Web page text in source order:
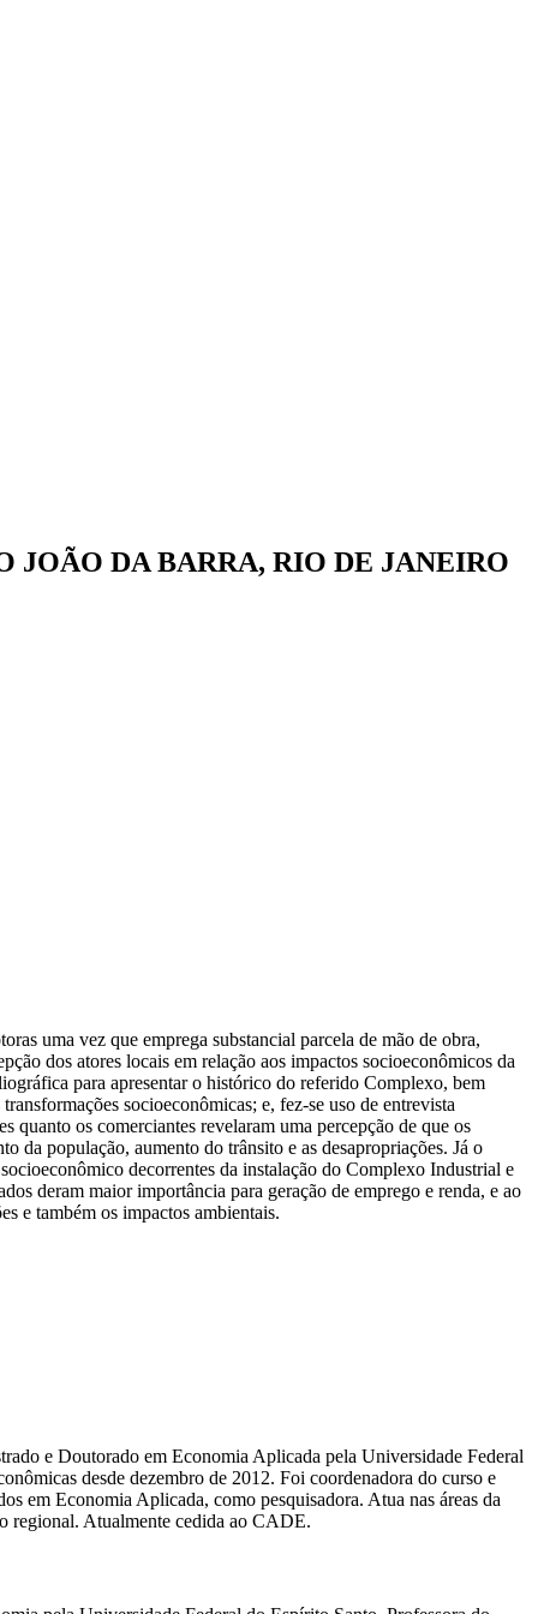
JOÃO DA BARRA, RIO DE JANEIRO
uma vez que emprega substancial parcela de mão de obra,
dos atores locais em relação aos impactos socioeconômicos da
para apresentar o histórico do referido Complexo, bem
socioeconômicas; e, fez-se uso de entrevista
quanto os comerciantes revelaram uma percepção de que os
da população, aumento do trânsito e as desapropriações. Já o
decorrentes da instalação do Complexo Industrial e
deram maior importância para geração de emprego e renda, e ao
e também os impactos ambientais.
e Doutorado em Economia Aplicada pela Universidade Federal
desde dezembro de 2012. Foi coordenadora do curso e
em Economia Aplicada, como pesquisadora. Atua nas áreas da
regional. Atualmente cedida ao CADE.